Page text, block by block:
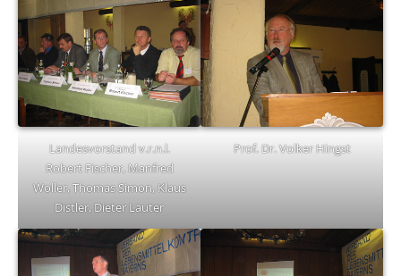
Landesvorstand v.r.n.l.
Robert Fischer, Manfred
Woller, Thomas Simon, Klaus
Distler, Dieter Lauter
Prof. Dr. Volker Hingst